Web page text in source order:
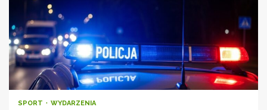
SPORT WYDARZENIA